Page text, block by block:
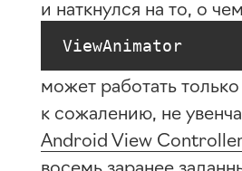
и наткнулся на то, о
ViewAnimator
может работать
к сожалению, не
Android View
восемь заранее